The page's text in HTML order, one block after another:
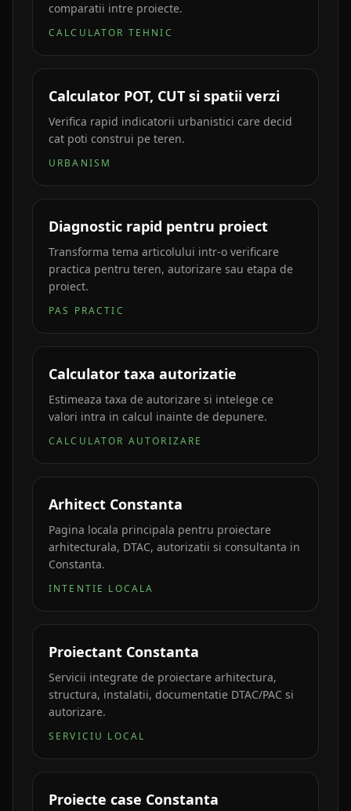
comparatii intre proiecte.
CALCULATOR TEHNIC
Calculator POT, CUT si spatii verzi
Verifica rapid indicatorii urbanistici care decid
cat poti construi pe teren.
URBANISM
Diagnostic rapid pentru proiect
Transforma tema articolului intr-o verificare
practica pentru teren, autorizare sau etapa de
proiect.
PAS PRACTIC
Calculator taxa autorizatie
Estimeaza taxa de autorizare si intelege ce
valori intra in calcul inainte de depunere.
CALCULATOR AUTORIZARE
Arhitect Constanta
Pagina locala principala pentru proiectare
arhitecturala, DTAC, autorizatii si consultanta in
Constanta.
INTENTIE LOCALA
Proiectant Constanta
Servicii integrate de proiectare arhitectura,
structura, instalatii, documentatie DTAC/PAC si
autorizare.
SERVICIU LOCAL
Proiecte case Constanta